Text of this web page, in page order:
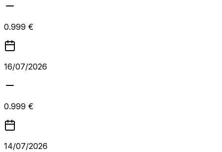
0.999 €
16/07/2026
0.999 €
14/07/2026